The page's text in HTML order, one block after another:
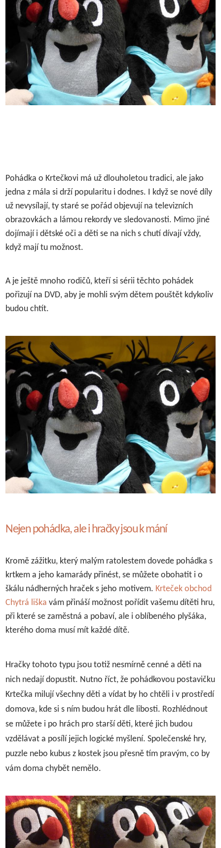
Pohádka o Krtečkovi má už dlouholetou tradici, ale jako
jedna z mála si drží popularitu i dodnes. I když se nové díly
už nevysílají, ty staré se pořád objevují na televizních
obrazovkách a lámou rekordy ve sledovanosti. Mimo jiné
dojímají i dětské oči a děti se na nich s chutí dívají vždy,
když mají tu možnost.
A je ještě mnoho rodičů, kteří si sérii těchto pohádek
pořizují na DVD, aby je mohli svým dětem pouštět kdykoliv
budou chtít.
Nejen pohádka, ale i hračky jsou k mání
Kromě zážitku, který malým ratolestem dovede pohádka s
krtkem a jeho kamarády přinést, se můžete obohatit i o
škálu nádherných hraček s jeho motivem. Krteček obchod
Chytrá liška vám přináší možnost pořídit vašemu dítěti hru,
při které se zaměstná a pobaví, ale i oblíbeného plyšáka,
kterého doma musí mít každé dítě.
Hračky tohoto typu jsou totiž nesmírně cenné a děti na
nich nedají dopustit. Nutno říct, že pohádkovou postavičku
Krtečka milují všechny děti a vídat by ho chtěli i v prostředí
domova, kde si s ním budou hrát dle libosti. Rozhlédnout
se můžete i po hrách pro starší děti, které jich budou
vzdělávat a posílí jejich logické myšlení.Společenské hry,
puzzle nebo kubus z kostek jsou přesně tím pravým, co by
vám doma chybět nemělo.